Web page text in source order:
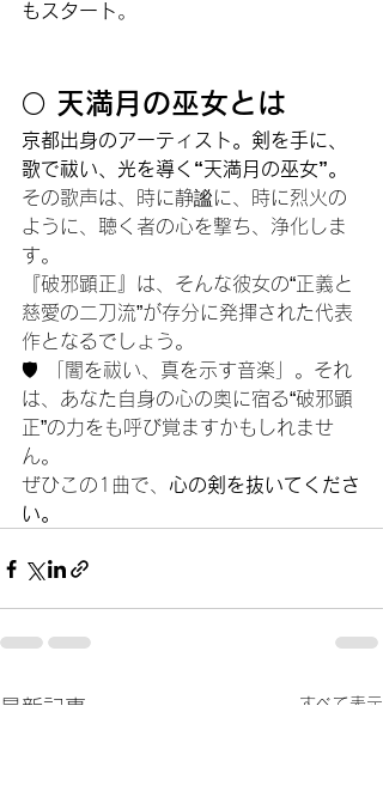
もスタート。
🌕 天満月の巫女とは
京都出身のアーティスト。剣を手に、
歌で祓い、光を導く“天満月の巫女”。
その歌声は、時に静謐に、時に烈火の
ように、聴く者の心を撃ち、浄化しま
す。
『破邪顕正』は、そんな彼女の“正義と
慈愛の二刀流”が存分に発揮された代表
作となるでしょう。
🛡️ 「闇を祓い、真を示す音楽」。それ
は、あなた自身の心の奥に宿る“破邪顕
正”の力をも呼び覚ますかもしれませ
ん。
ぜひこの1曲で、 心の剣を抜いてくださ
い。
最新記事 すべて表示